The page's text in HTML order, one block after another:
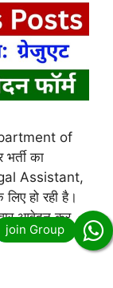
of
का
Assistant,
हो रही है।
आवेदन कर